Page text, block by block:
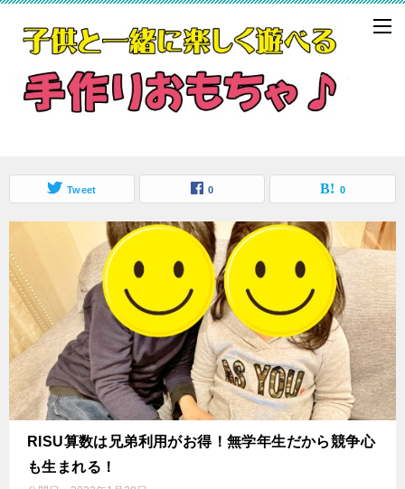
Tweet 0 0
‌RISU算数は兄弟利用がお得！無学年生だから競争心
も生まれる！